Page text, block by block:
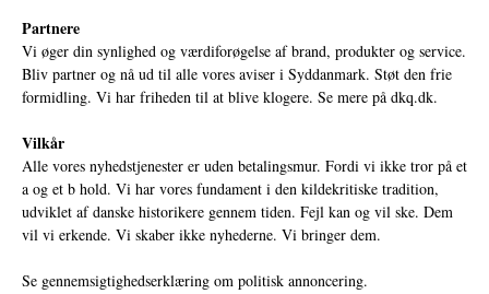
Partnere
Vi øger din synlighed og værdiforøgelse af brand, produkter og service.
Bliv partner og nå ud til alle vores aviser i Syddanmark. Støt den frie
formidling. Vi har friheden til at blive klogere. Se mere på dkq.dk.
Vilkår
Alle vores nyhedstjenester er uden betalingsmur. Fordi vi ikke tror på et
a og et b hold. Vi har vores fundament i den kildekritiske tradition,
udviklet af danske historikere gennem tiden. Fejl kan og vil ske. Dem
vil vi erkende. Vi skaber ikke nyhederne. Vi bringer dem.
Se gennemsigtighedserklæring om politisk annoncering.